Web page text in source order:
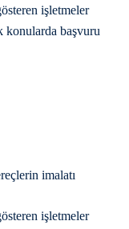
işletmeler
konularda başvuru
imalatı
işletmeler